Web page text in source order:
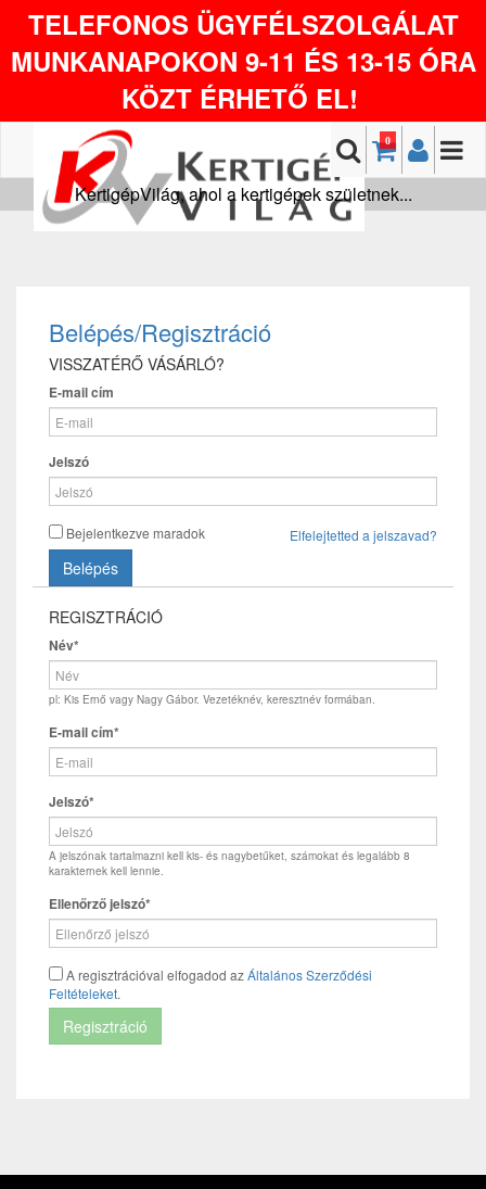
TELEFONOS ÜGYFÉLSZOLGÁLAT
MUNKANAPOKON 9-11 ÉS 13-15 ÓRA
KÖZT ÉRHETŐ EL!
0
KertigépVilág, ahol a kertigépek születnek...
Belépés/Regisztráció
VISSZATÉRŐ VÁSÁRLÓ?
E-mail cím
Jelszó
Bejelentkezve maradok Elfelejtetted a jelszavad?
Belépés
REGISZTRÁCIÓ
Név*
pl: Kis Ernő vagy Nagy Gábor. Vezetéknév, keresztnév formában.
E-mail cím*
Jelszó*
A jelszónak tartalmazni kell kis- és nagybetűket, számokat és legalább 8
karakternek kell lennie.
Ellenőrző jelszó*
A regisztrációval elfogadod azÁltalános Szerződési
Feltételeket.
Regisztráció